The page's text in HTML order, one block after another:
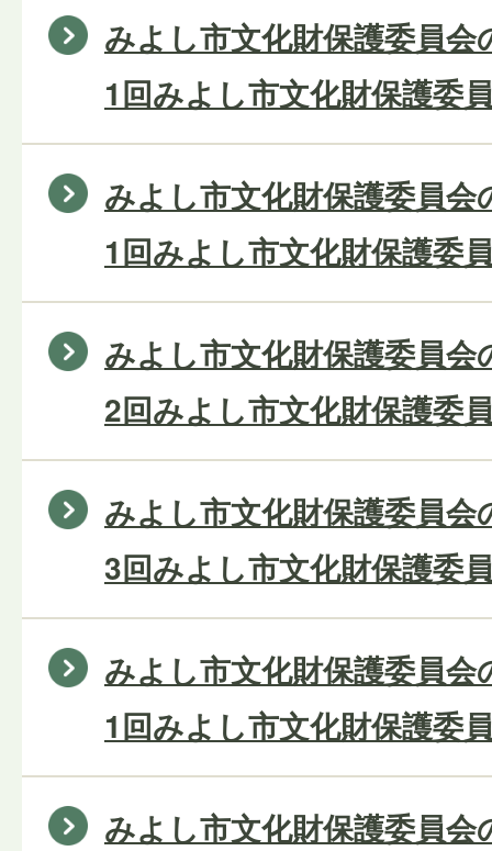
みよし市文化財保護委員会
1回みよし市文化財保護委
みよし市文化財保護委員会
1回みよし市文化財保護委
みよし市文化財保護委員会
2回みよし市文化財保護委
みよし市文化財保護委員会
3回みよし市文化財保護委
みよし市文化財保護委員会
1回みよし市文化財保護委
みよし市文化財保護委員会